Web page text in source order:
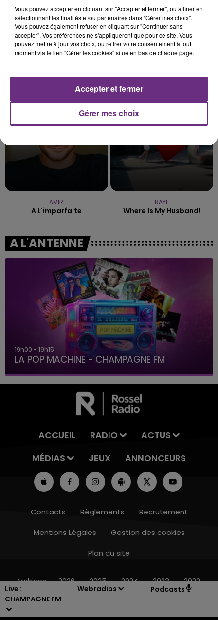
Live :
CHAMPAGNE FM
Webradios Podcasts
15h00 - 19h00
7 août 2026
LA CENTRALE NUCLÉAIRE DE CHOOZ
TOUJOURS À L'ARRÊT
Cela fait déjà une semaine que la centrale
nucléaire ardennaise est à l'arrêt. Une situation
présente.
13h53
13h53
AMIR
A L'imparfaite
13h50
13h50
RAYE
Where Is My Husband!
A L'ANTENNE
- 19h15
POP MACHINE - CHAMPAGNE FM
ACCUEIL RADIO
ACTUS
MÉDIAS
JEUX ANNONCEURS
Contacts Règlements
Recrutement
Mentions Légales
Gestion des cookies
Plan du site
Archives 2026 2025 2024 2023 2022
Vous pouvez accepter en cliquant sur "Accepter et fermer", ou affiner en
sélectionnant les finalités et/ou partenaires dans "Gérer mes choix".
Vous pouvez également refuser en cliquant sur "Continuer sans
accepter". Vos préférences ne s'appliqueront que pour ce site. Vous
pouvez mettre à jour vos choix, ou retirer votre consentement à tout
moment via le lien "Gérer les cookies" situé en bas de chaque page.
Gérer mes choix
Accepter et fermer